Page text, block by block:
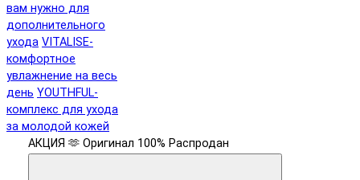
вам нужно для
дополнительного
ухода VITALISE-
комфортное
увлажнение на весь
день YOUTHFUL-
комплекс для ухода
за молодой кожей
АКЦИЯ 🫶 Оригинал 100% Распродан